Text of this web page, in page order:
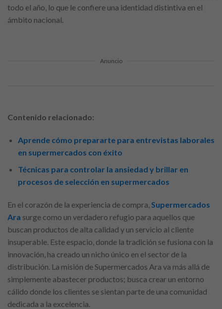
todo el año, lo que le confiere una identidad distintiva en el
ámbito nacional.
Anuncio
Contenido relacionado:
Aprende cómo prepararte para entrevistas laborales
en supermercados con éxito
Técnicas para controlar la ansiedad y brillar en
procesos de selección en supermercados
En el corazón de la experiencia de compra,Supermercados
Ara surge como un verdadero refugio para aquellos que
buscan productos de alta calidad y un servicio al cliente
insuperable. Este espacio, donde la tradición se fusiona con la
innovación, ha creado un nicho único en el sector de la
distribución. La misión de Supermercados Ara va más allá de
simplemente abastecer productos; busca crear un entorno
cálido donde los clientes se sientan parte de una comunidad
dedicada a la excelencia.